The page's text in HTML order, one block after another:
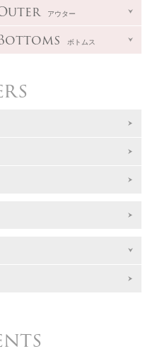
アウター
ボトムス